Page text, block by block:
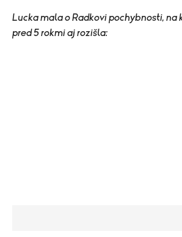
Lucka mala o Radkovi pochybnosti, na
pred 5 rokmi aj rozišla: